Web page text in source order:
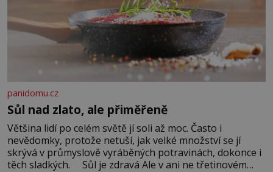
panidomu.cz
Sůl nad zlato, ale přiměřeně
Většina lidí po celém světě jí soli až moc. Často i
nevědomky, protože netuší, jak velké množství se jí
skrývá v průmyslově vyráběných potravinách, dokonce i
těch sladkých. Sůl je zdravá Ale v ani ne třetinovém